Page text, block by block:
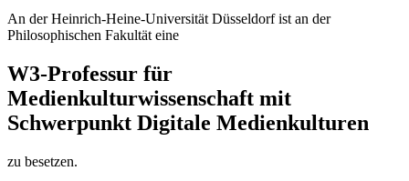
An der Heinrich-Heine-Universität Düsseldorf ist an der
Philosophischen Fakultät eine
W3-Professur für
Medienkulturwissenschaft mit
Schwerpunkt Digitale Medienkulturen
zu besetzen.